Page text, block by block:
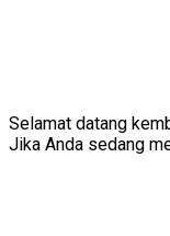
Selamat datang
Jika Anda sedang